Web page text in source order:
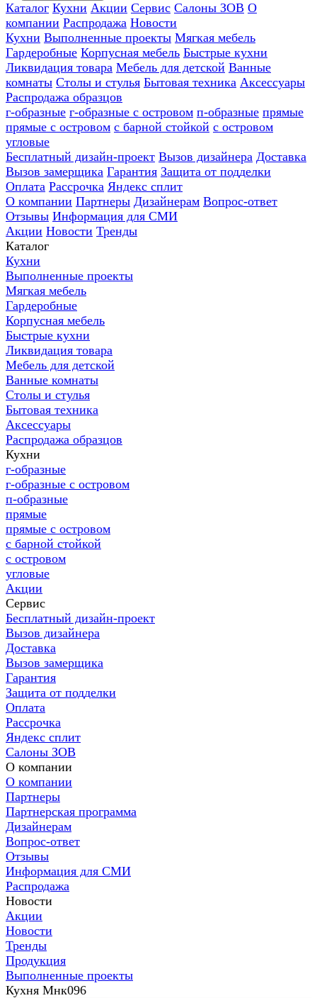
Каталог Кухни Акции Сервис Салоны ЗОВ О
компании Распродажа Новости
Кухни Выполненные проекты Мягкая мебель
Гардеробные Корпусная мебель Быстрые кухни
Ликвидация товара Мебель для детской Ванные
комнаты Столы и стулья Бытовая техника Аксессуары
Распродажа образцов
г-образные г-образные с островом п-образные прямые
прямые с островом с барной стойкой с островом
угловые
Бесплатный дизайн-проект Вызов дизайнера Доставка
Вызов замерщика Гарантия Защита от подделки
Оплата Рассрочка Яндекс сплит
О компании Партнеры Дизайнерам Вопрос-ответ
Отзывы Информация для СМИ
Акции Новости Тренды
Каталог
Кухни
Выполненные проекты
Мягкая мебель
Гардеробные
Корпусная мебель
Быстрые кухни
Ликвидация товара
Мебель для детской
Ванные комнаты
Столы и стулья
Бытовая техника
Аксессуары
Распродажа образцов
Кухни
г-образные
г-образные с островом
п-образные
прямые
прямые с островом
с барной стойкой
с островом
угловые
Акции
Сервис
Бесплатный дизайн-проект
Вызов дизайнера
Доставка
Вызов замерщика
Гарантия
Защита от подделки
Оплата
Рассрочка
Яндекс сплит
Салоны ЗОВ
О компании
О компании
Партнеры
Партнерская программа
Дизайнерам
Вопрос-ответ
Отзывы
Информация для СМИ
Распродажа
Новости
Акции
Новости
Тренды
Продукция
Выполненные проекты
Кухня Мнк096